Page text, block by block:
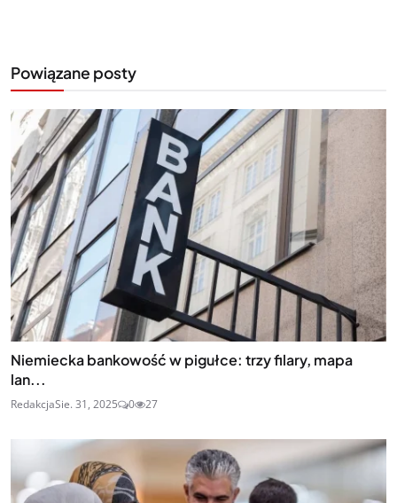
Powiązane posty
Niemiecka bankowość w pigułce: trzy filary, mapa
lan...
RedakcjaSie. 31, 2025 0 27